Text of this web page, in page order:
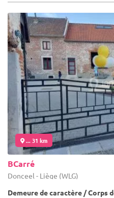
... 31 km
BCarré
Donceel - Liège (WLG)
Demeure de caractère / Corps